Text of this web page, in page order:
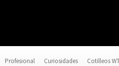
Profesional Curiosidades Cotilleos